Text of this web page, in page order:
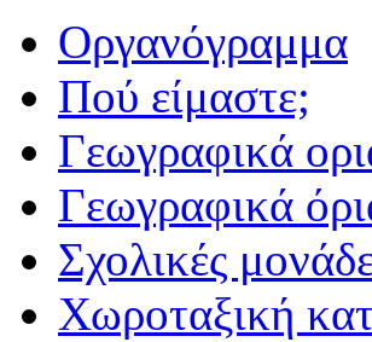
Οργανόγραμμα
Πού είμαστε;
Γεωγραφικά
Γεωγραφικά
Σχολικές
Χωροταξική